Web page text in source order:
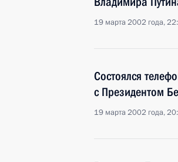
19 марта 2002 года,
Состоялся
с Президентом
19 марта 2002 года,